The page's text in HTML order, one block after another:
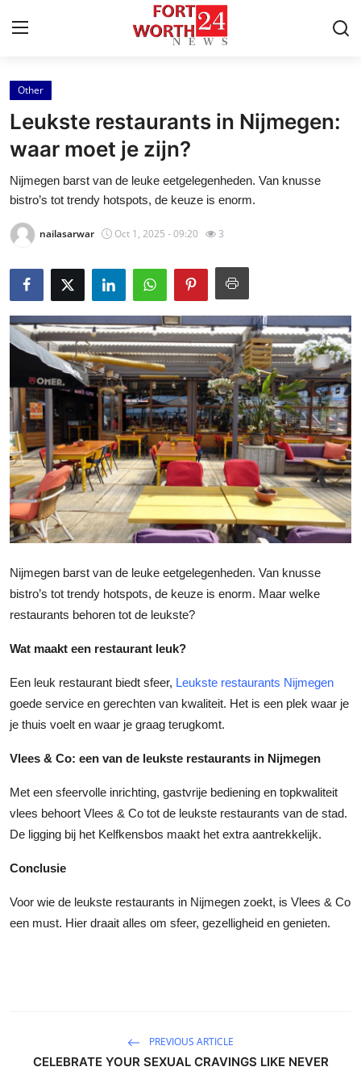
Home
Press Release
Contact
Privacy Policy
News Network
Health
Submit Press Release
Guest Posting
Crypto
Advertise with US
Business
Finance
Tech
Real Estate
General
Support Number
Other
Leukste restaurants in Nijmegen:
waar moet je zijn?
Nijmegen barst van de leuke eetgelegenheden. Van knusse
bistro’s tot trendy hotspots, de keuze is enorm.
nailasarwar Oct 1, 2025 - 09:20 3
Nijmegen barst van de leuke eetgelegenheden. Van knusse
bistro’s tot trendy hotspots, de keuze is enorm. Maar welke
restaurants behoren tot de leukste?
Wat maakt een restaurant leuk?
Een leuk restaurant biedt sfeer, Leukste restaurants Nijmegen
goede service en gerechten van kwaliteit. Het is een plek waar je
je thuis voelt en waar je graag terugkomt.
Vlees & Co: een van de leukste restaurants in Nijmegen
Met een sfeervolle inrichting, gastvrije bediening en topkwaliteit
vlees behoort Vlees & Co tot de leukste restaurants van de stad.
De ligging bij het Kelfkensbos maakt het extra aantrekkelijk.
Conclusie
Voor wie de leukste restaurants in Nijmegen zoekt, is Vlees & Co
een must. Hier draait alles om sfeer, gezelligheid en genieten.
PREVIOUS ARTICLE
CELEBRATE YOUR SEXUAL CRAVINGS LIKE NEVER